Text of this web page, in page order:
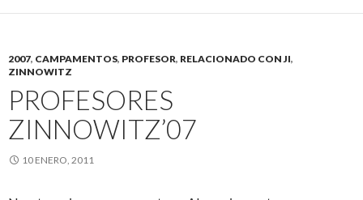
2007, CAMPAMENTOS, PROFESOR, RELACIONADO CON JI,
ZINNOWITZ
PROFESORES
ZINNOWITZ’07
10 ENERO, 2011